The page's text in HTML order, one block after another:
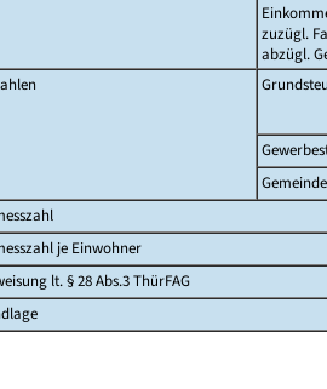
zuzügl.
abzügl.
je Einwohner
lt. § 28 Abs.3 ThürFAG